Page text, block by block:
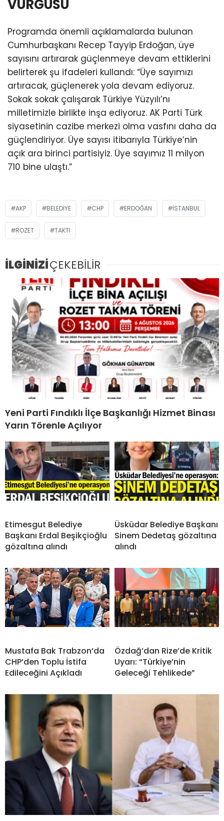
VURGUSU
Programda önemli açıklamalarda bulunan
Cumhurbaşkanı Recep Tayyip Erdoğan, üye
sayısını artırarak güçlenmeye devam ettiklerini
belirterek şu ifadeleri kullandı: “Üye sayımızı
artıracak, güçlenerek yola devam ediyoruz.
Sokak sokak çalışarak Türkiye Yüzyılı’nı
milletimizle birlikte inşa ediyoruz. AK Parti Türk
siyasetinin cazibe merkezi olma vasfını daha da
güçlendiriyor. Üye sayısı itibarıyla Türkiye’nin
açık ara birinci partisiyiz. Üye sayımız 11 milyon
710 bine ulaştı.”
AKP BELEDIYE CHP ERDOĞAN ISTANBUL
ROZET TAKTI
İLGİNİZİÇEKEBİLİR
Yeni Parti Fındıklı İlçe Başkanlığı Hizmet Binası
Yarın Törenle Açılıyor
Etimesgut Belediye
Başkanı Erdal Beşikçioğlu
gözaltına alındı
Üsküdar Belediye Başkanı
Sinem Dedetaş gözaltına
alındı
Mustafa Bak Trabzon’da
CHP’den Toplu İstifa
Edileceğini Açıkladı
Özdağ’dan Rize’de Kritik
Uyarı: “Türkiye’nin
Geleceği Tehlikede”